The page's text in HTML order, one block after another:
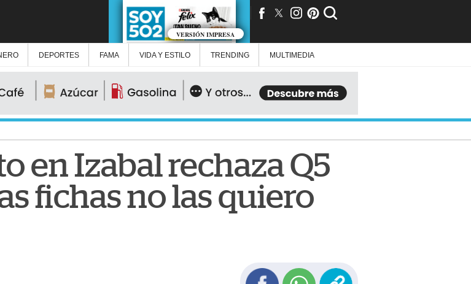
VERSIÓN IMPRESA
DEPORTES FAMA VIDA Y ESTILO TRENDING MULTIMEDIA
en Izabal rechaza Q5
fichas no las quiero